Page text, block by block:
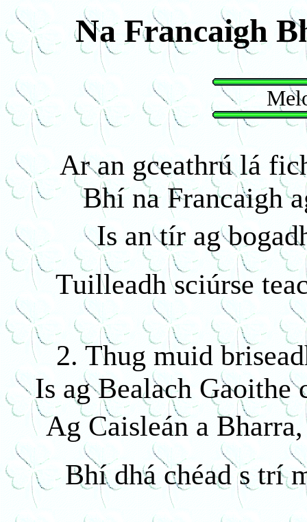
Na Francaigh
Ar an gceathrú lá
Bhí na Francaigh
Is an tír ag
Tuilleadh sciúrse
2. Thug muid
Is ag Bealach Gaoithe
Ag Caisleán a
Bhí dhá chéad s trí